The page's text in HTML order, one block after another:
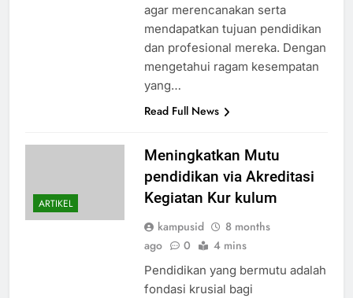
agar merencanakan serta
mendapatkan tujuan pendidikan
dan profesional mereka. Dengan
mengetahui ragam kesempatan
yang…
Read Full News
ARTIKEL
Meningkatkan Mutu
pendidikan via Akreditasi
Kegiatan Kur kulum
kampusid
8 months
ago
0 4 mins
Pendidikan yang bermutu adalah
fondasi krusial bagi